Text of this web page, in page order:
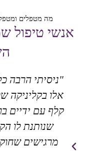
מה מטפלים
אנשי טיפול
"ניסיתי הרבה
אלו בקליניקה
קלף עם ידיים
שנותנת לו
מרגישים